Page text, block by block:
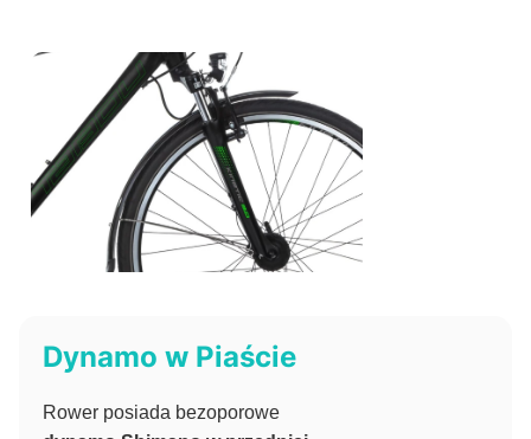
Dynamo w Piaście
Rower posiada bezoporowe